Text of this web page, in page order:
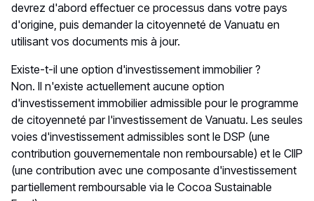
devrez d'abord effectuer ce processus dans votre pays
d'origine, puis demander la citoyenneté de Vanuatu en
utilisant vos documents mis à jour.
Existe-t-il une option d'investissement immobilier ?
Non. Il n'existe actuellement aucune option
d'investissement immobilier admissible pour le programme
de citoyenneté par l'investissement de Vanuatu. Les seules
voies d'investissement admissibles sont le DSP (une
contribution gouvernementale non remboursable) et le CIIP
(une contribution avec une composante d'investissement
partiellement remboursable via le Cocoa Sustainable